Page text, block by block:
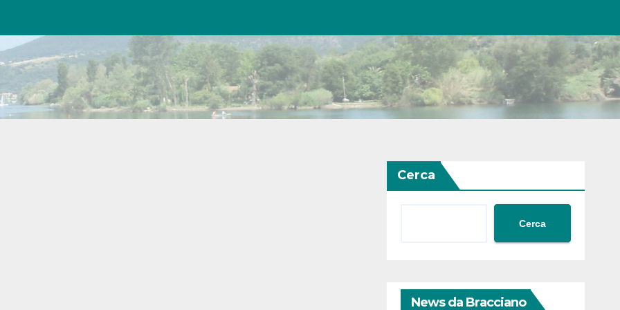
Cerca
Cerca
News da Bracciano